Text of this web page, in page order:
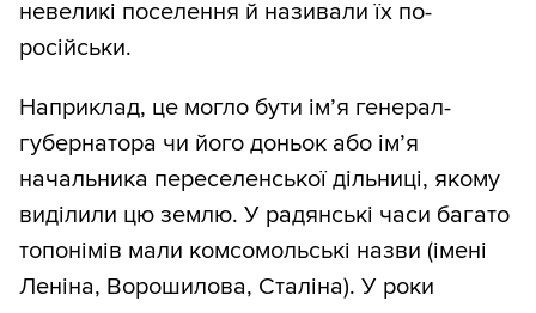
невеликі поселення й називали їх по-
російськи.
Наприклад, це могло бути ім’я генерал-
губернатора чи його доньок або ім’я
начальника переселенської дільниці, якому
виділили цю землю. У радянські часи багато
топонімів мали комсомольські назви (імені
Леніна, Ворошилова, Сталіна). У роки